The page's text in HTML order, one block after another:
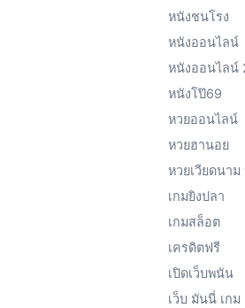
หนังชนโรง
หนังออนไลน์
หนังออนไลน์
หนังโป๊69
หวยออนไลน์
หวยฮานอย
หวยเวียดนา
เกมยิงปลา
เกมสล็อต
เครดิตฟรี
เปิดเว็บพนัน
เว็บ มันนี่ เกม